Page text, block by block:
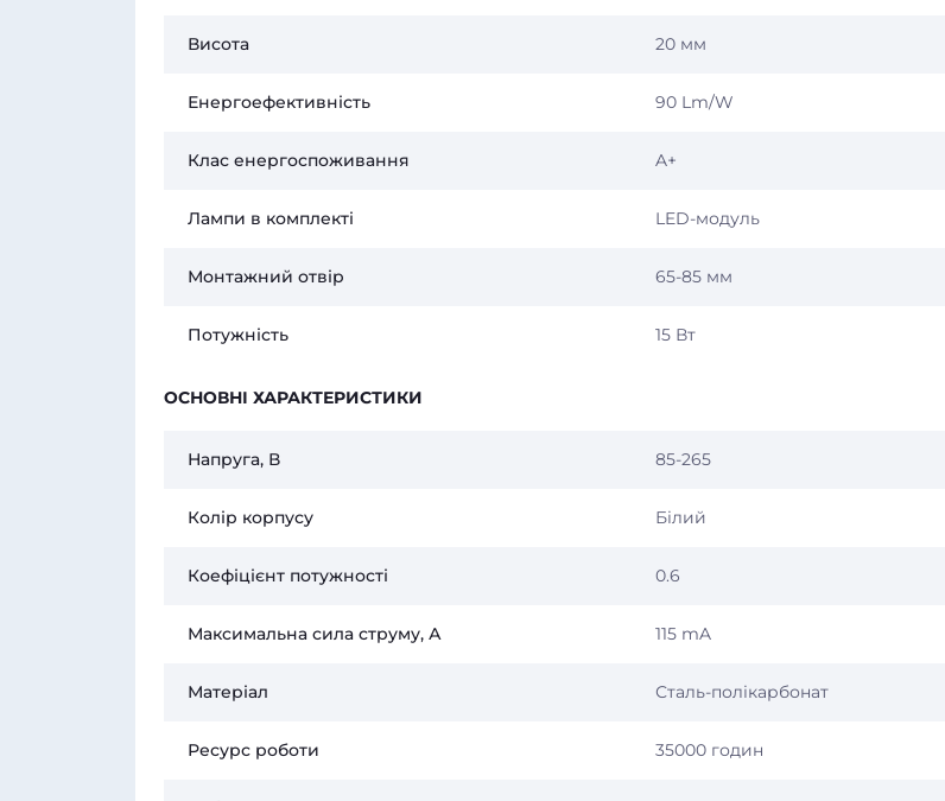
Висота 20 мм
Енергоефективність 90 Lm/W
Клас енергоспоживання A+
Лампи в комплекті LED-модуль
Монтажний отвір 65-85 мм
Потужність 15 Вт
ОСНОВНІ ХАРАКТЕРИСТИКИ
Напруга, В 85-265
Колір корпусу Білий
Коефіцієнт потужності 0.6
Максимальна сила струму, А 115 mA
Матеріал Сталь-полікарбонат
Ресурс роботи 35000 годин